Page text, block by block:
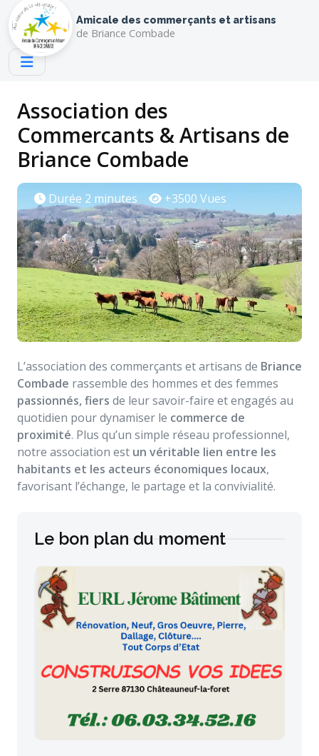
Amicale des commerçants et artisans
de Briance Combade
Association des
Commercants & Artisans de
Briance Combade
Durée 2 minutes +3500 Vues
L’association des commerçants et artisans de Briance
Combade rassemble des hommes et des femmes
passionnés, fiers de leur savoir-faire et engagés au
quotidien pour dynamiser le commerce de
proximité. Plus qu’un simple réseau professionnel,
notre association est un véritable lien entre les
habitants et les acteurs économiques locaux,
favorisant l’échange, le partage et la convivialité.
Le bon plan du moment